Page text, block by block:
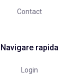
Contact
Navigare rapida
Login